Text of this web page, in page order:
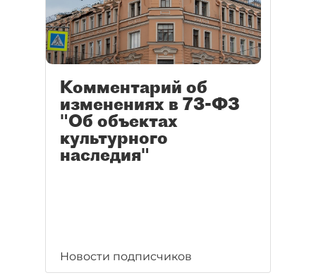
Комментарий об
изменениях в 73-ФЗ
"Об объектах
культурного
наследия"
Новости подписчиков